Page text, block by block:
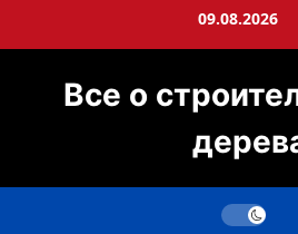
09.08.2026
Все о